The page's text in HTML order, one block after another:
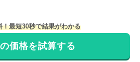
！最短30秒で結果がわかる
価格を試算する